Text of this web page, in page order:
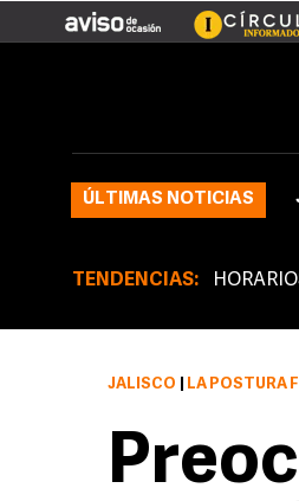
ÚLTIMAS NOTICIAS
TENDENCIAS:
JALISCO LA POSTURA FUE